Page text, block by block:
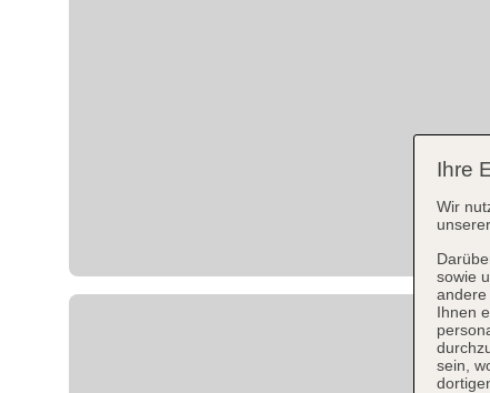
Ihre
Wir
sowie
andere
Ihnen
sein,